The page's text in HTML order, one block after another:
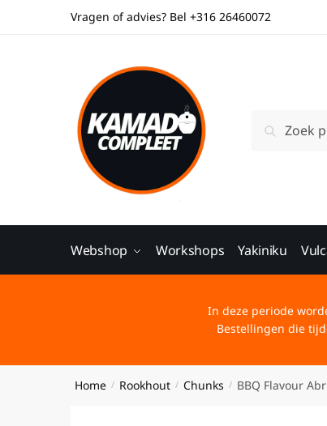
Vragen of advies? Bel +316 26460072
Zoeken
Webshop Workshops Yakiniku
In deze periode
Bestellingen die
Home / Rookhout / Chunks / BBQ Flavour